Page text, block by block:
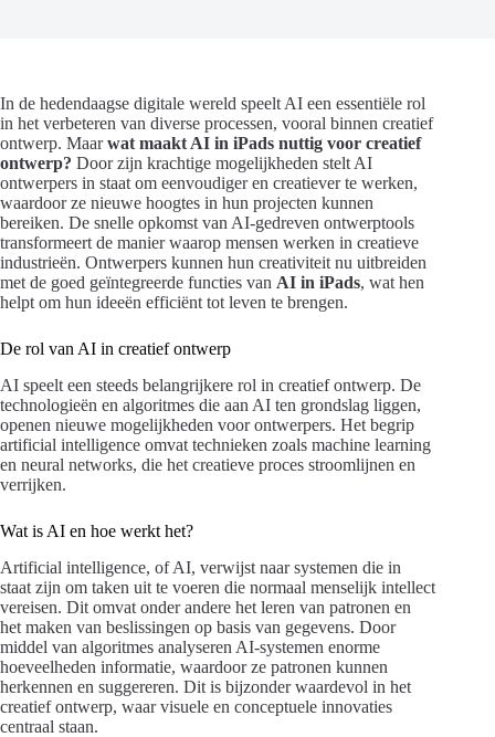
In de hedendaagse digitale wereld speelt AI een essentiële rol
in het verbeteren van diverse processen, vooral binnen creatief
ontwerp. Maarwat maakt AI in iPads nuttig voor creatief
ontwerp? Door zijn krachtige mogelijkheden stelt AI
ontwerpers in staat om eenvoudiger en creatiever te werken,
waardoor ze nieuwe hoogtes in hun projecten kunnen
bereiken. De snelle opkomst van AI-gedreven ontwerptools
transformeert de manier waarop mensen werken in creatieve
industrieën. Ontwerpers kunnen hun creativiteit nu uitbreiden
met de goed geïntegreerde functies van AI in iPads, wat hen
helpt om hun ideeën efficiënt tot leven te brengen.
De rol van AI in creatief ontwerp
AI speelt een steeds belangrijkere rol in creatief ontwerp. De
technologieën en algoritmes die aan AI ten grondslag liggen,
openen nieuwe mogelijkheden voor ontwerpers. Het begrip
artificial intelligence omvat technieken zoals machine learning
en neural networks, die het creatieve proces stroomlijnen en
verrijken.
Wat is AI en hoe werkt het?
Artificial intelligence, of AI, verwijst naar systemen die in
staat zijn om taken uit te voeren die normaal menselijk intellect
vereisen. Dit omvat onder andere het leren van patronen en
het maken van beslissingen op basis van gegevens. Door
middel van algoritmes analyseren AI-systemen enorme
hoeveelheden informatie, waardoor ze patronen kunnen
herkennen en suggereren. Dit is bijzonder waardevol in het
creatief ontwerp, waar visuele en conceptuele innovaties
centraal staan.